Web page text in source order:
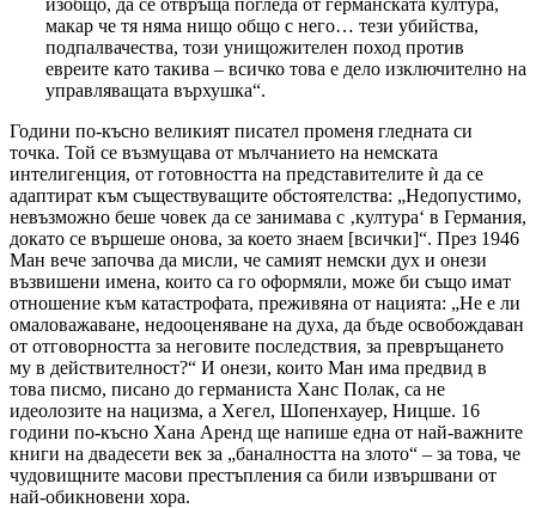
изобщо, да се отвръща погледа от германската култура,
макар че тя няма нищо общо с него… тези убийства,
подпалвачества, този унищожителен поход против
евреите като такива – всичко това е дело изключително на
управляващата върхушка“.
Години по-късно великият писател променя гледната си
точка. Той се възмущава от мълчанието на немската
интелигенция, от готовността на представителите ѝ да се
адаптират към съществуващите обстоятелства: „Недопустимо,
невъзможно беше човек да се занимава с ‚култура‘ в Германия,
докато се вършеше онова, за което знаем [всички]“. През 1946
Ман вече започва да мисли, че самият немски дух и онези
възвишени имена, които са го оформяли, може би също имат
отношение към катастрофата, преживяна от нацията: „Не е ли
омаловажаване, недооценяване на духа, да бъде освобождаван
от отговорността за неговите последствия, за превръщането
му в действителност?“ И онези, които Ман има предвид в
това писмо, писано до германиста Ханс Полак, са не
идеолозите на нацизма, а Хегел, Шопенхауер, Ницше. 16
години по-късно Хана Аренд ще напише една от най-важните
книги на двадесети век за „баналността на злото“ – за това, че
чудовищните масови престъпления са били извършвани от
най-обикновени хора.